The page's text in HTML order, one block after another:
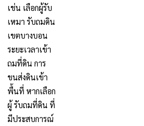
เช่น เลือกผู้รับ
เหมา รับถมดิน
เขตบางบอน
ระยะเวลาเข้า
ถมที่ดิน การ
ขนส่งดินเข้า
พื้นที่ หากเลือก
ผู้ รับถมที่ดิน ที่
มีประสบการณ์